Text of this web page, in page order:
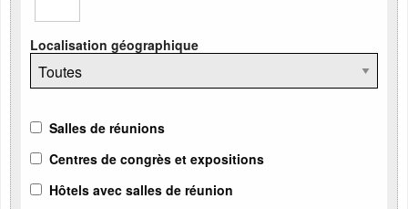
Localisation géographique
Salles de réunions
Centres de congrès et expositions
Hôtels avec salles de réunion